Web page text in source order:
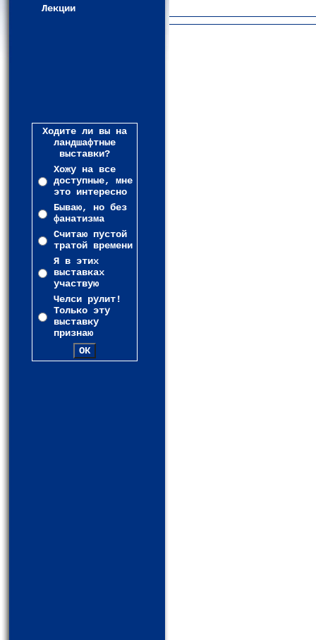
Лекции
Ходите ли вы на
ландшафтные
выставки?
Хожу на все
доступные, мне
это интересно
Бываю, но без
фанатизма
Считаю пустой
тратой времени
Я в этих
выставках
участвую
Челси рулит!
Только эту
выставку
признаю